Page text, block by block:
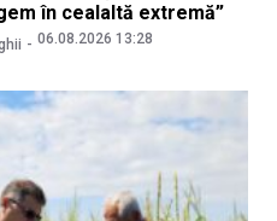
în cealaltă extremă”
06.08.2026 13:28